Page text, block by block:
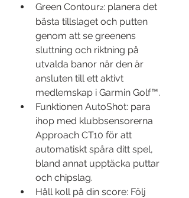
Green Contour2: planera det
bästa tillslaget och putten
genom att se greenens
sluttning och riktning på
utvalda banor när den är
ansluten till ett aktivt
medlemskap i Garmin Golf™.
Funktionen AutoShot: para
ihop med klubbsensorerna
Approach CT10 för att
automatiskt spåra ditt spel,
bland annat upptäcka puttar
och chipslag.
Håll koll på din score: Följ